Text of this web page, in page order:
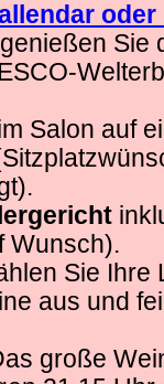
oder
Sie
Salon auf
Wunsch).
Sie Ihre
aus und
große